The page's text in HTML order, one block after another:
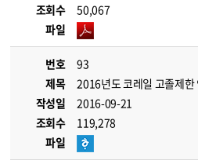
조회수
50,067
파일
번호
93
제목
2016년도 코레일 고졸제한
작성일
2016-09-21
조회수
119,278
파일